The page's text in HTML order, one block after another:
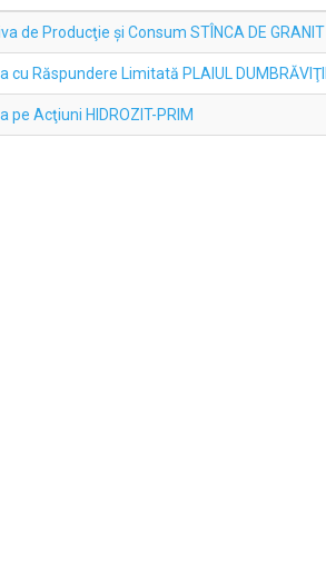
de Producţie şi Consum STÎNCA DE GRANIT
cu Răspundere Limitată PLAIUL DUMBRĂVIŢII
pe Acţiuni HIDROZIT-PRIM